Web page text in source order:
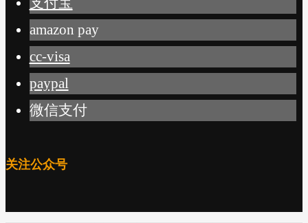
amazon pay
cc-visa
paypal
微信支付
关注公众号